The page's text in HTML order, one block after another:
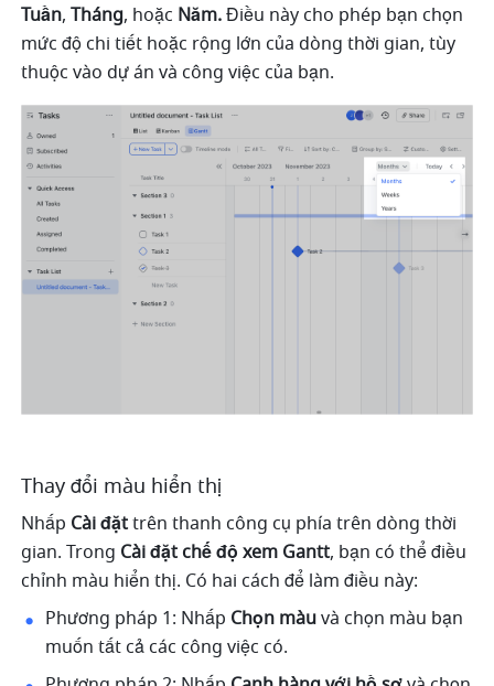
Tuần, Tháng, hoặc Năm. Điều này cho phép bạn chọn
mức độ chi tiết hoặc rộng lớn của dòng thời gian, tùy
thuộc vào dự án và công việc của bạn.
Thay đổi màu hiển thị
Nhấp Cài đặt trên thanh công cụ phía trên dòng thời
gian. Trong Cài đặt chế độ xem Gantt, bạn có thể điều
chỉnh màu hiển thị. Có hai cách để làm điều này:
Phương pháp 1: Nhấp Chọn màu và chọn màu bạn
muốn tất cả các công việc có.